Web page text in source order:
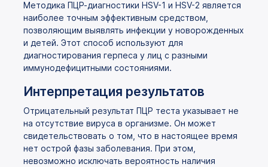
Методика ПЦР-диагностики HSV-1 и HSV-2 является
наиболее точным эффективным средством,
позволяющим выявлять инфекции у новорожденных
и детей. Этот способ используют для
диагностирования герпеса у лиц с разными
иммунодефицитными состояниями.
Интерпретация результатов
Отрицательный результат ПЦР теста указывает не
на отсутствие вируса в организме. Он может
свидетельствовать о том, что в настоящее время
нет острой фазы заболевания. При этом,
невозможно исключать вероятность наличия